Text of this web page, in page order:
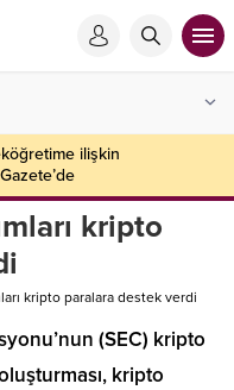
ilişkin
kripto
kripto paralara destek verdi
(SEC) kripto
kripto